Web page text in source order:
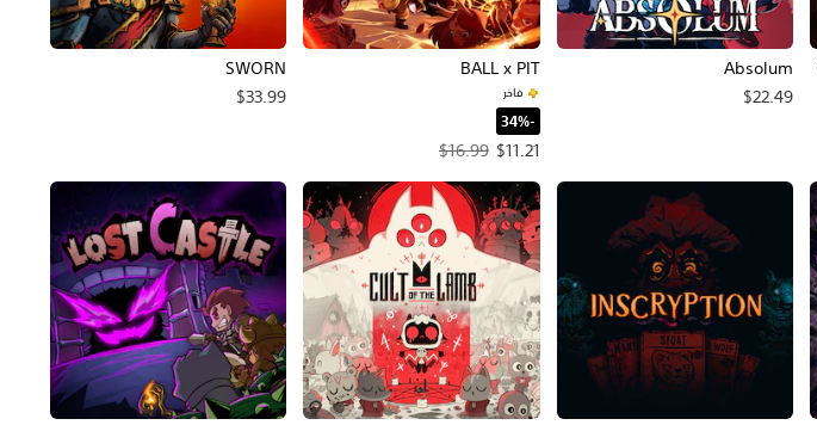
Absolum
$22.49
BALL x PIT
فاخر
‏-34%‏
$11.21
سعر العرض $11.21‏. السعر الأصلي، $16.99‏.
$16.99
SWORN
$33.99